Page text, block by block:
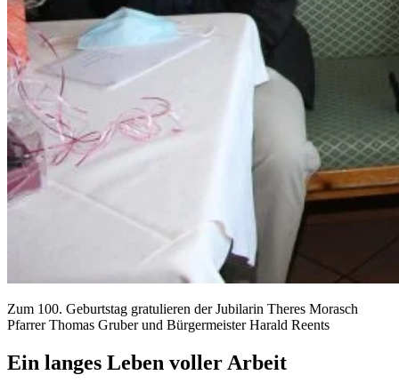
Zum 100. Geburtstag gratulieren der Jubilarin Theres Morasch
Pfarrer Thomas Gruber und Bürgermeister Harald Reents
Ein langes Leben voller Arbeit